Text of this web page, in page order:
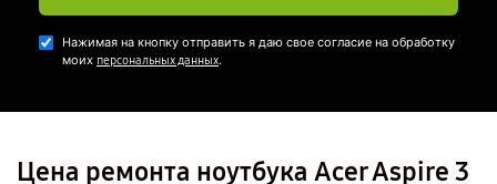
Нажимая на кнопку отправить я даю свое согласие на обработку
моих персональных данных.
Цена ремонта ноутбука Acer Aspire 3